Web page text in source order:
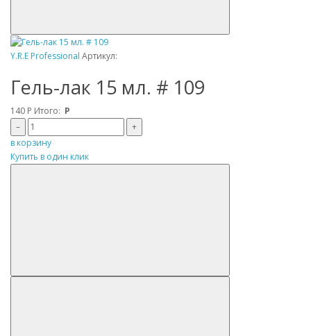
Y.R.E Professional Артикул:
Гель-лак 15 мл. # 109
140 Р Итого: Р
–
+
в корзину
Купить в один клик